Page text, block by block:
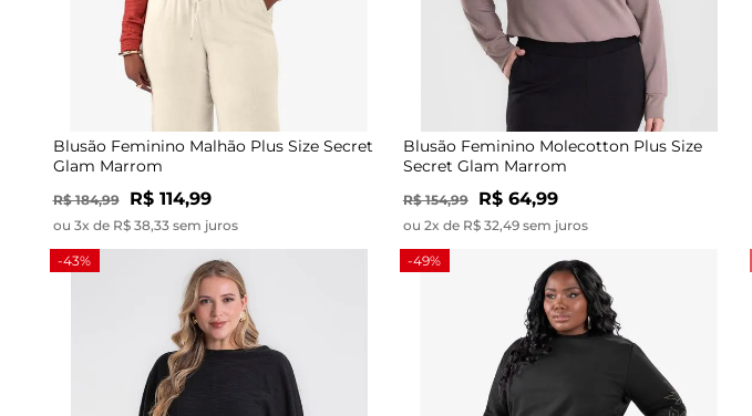
Blusão Feminino Malhão Plus Size Secret
Glam Marrom
R$ 184,99 R$ 114,99
ou 3x de R$ 38,33 sem juros
Blusão Feminino Molecotton Plus Size
Secret Glam Marrom
R$ 154,99 R$ 64,99
ou 2x de R$ 32,49 sem juros
-43% -49%